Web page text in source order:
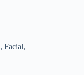
, Facial,